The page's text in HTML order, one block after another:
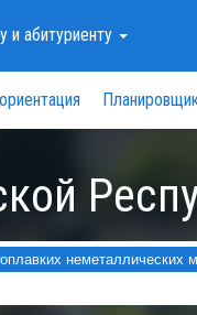
и абитуриенту
неметаллических